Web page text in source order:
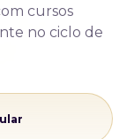
cursos
no ciclo de